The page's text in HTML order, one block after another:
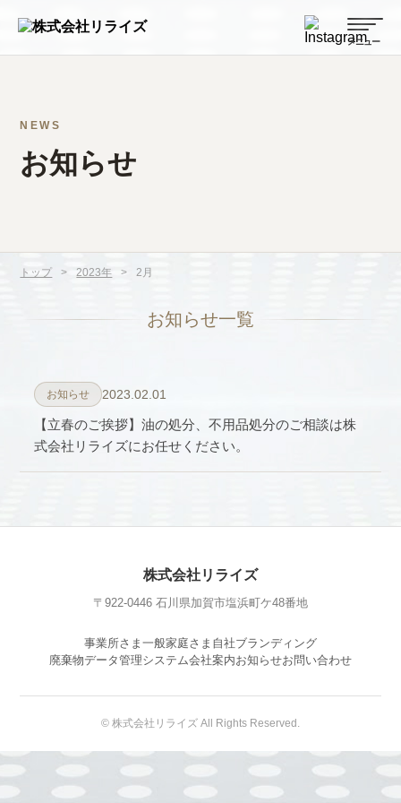
NEWS
お知らせ
トップ > 2023年 > 2月
お知らせ一覧
お知らせ 2023.02.01
【立春のご挨拶】油の処分、不用品処分のご相談は株
式会社リライズにお任せください。
株式会社リライズ
〒922-0446 石川県加賀市塩浜町ケ48番地
事業所さま 一般家庭さま 自社ブランディング
廃棄物データ管理システム会社案内お知らせお問い合わせ
© 株式会社リライズ All Rights Reserved.